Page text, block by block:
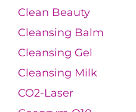
Clean Beauty
Cleansing Balm
Cleansing Gel
Cleansing Milk
CO2-Laser